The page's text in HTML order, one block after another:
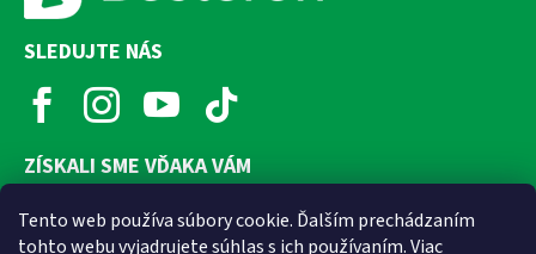
Tento web používa súbory cookie. Ďalším prechádzaním
tohto webu vyjadrujete súhlas s ich používaním. Viac
SLEDUJTE NÁS
ZÍSKALI SME VĎAKA VÁM